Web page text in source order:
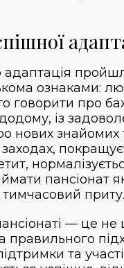
адаптація
ознаками:
говорити про
із
нових знайомих
пансіонат
— це
правильного
та